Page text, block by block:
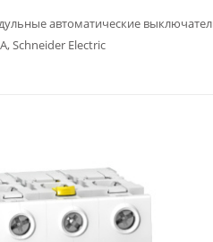
автоматические
Schneider Electric